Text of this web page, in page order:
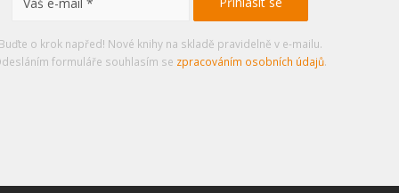
o krok napřed! Nové knihy na skladě pravidelně v e-mailu.
formuláře souhlasím se zpracováním osobních údajů.